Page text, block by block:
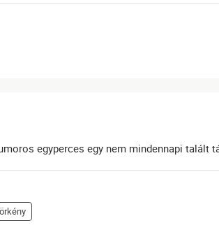
egyperces egy nem mindennapi talált
örkény